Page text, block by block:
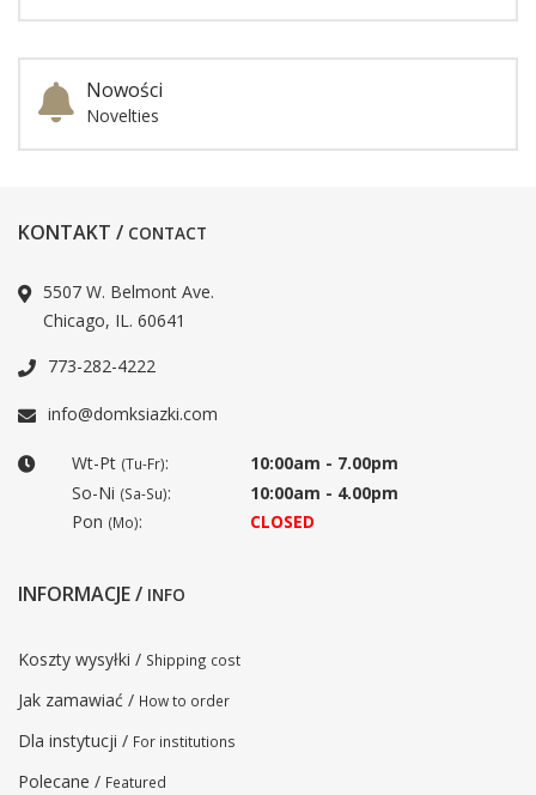
Nowości
Novelties
KONTAKT / CONTACT
5507 W. Belmont Ave.
Chicago, IL. 60641
773-282-4222
info@domksiazki.com
Wt-Pt (Tu-Fr):
10:00am - 7.00pm
So-Ni (Sa-Su):
10:00am - 4.00pm
Pon (Mo): CLOSED
INFORMACJE / INFO
Koszty wysyłki / Shipping cost
Jak zamawiać / How to order
Dla instytucji / For institutions
Polecane / Featured